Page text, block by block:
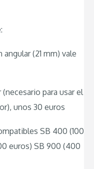
(21 mm) vale
para usar el
unos 30 euros
SB 400 (100
euros) SB 900 (400